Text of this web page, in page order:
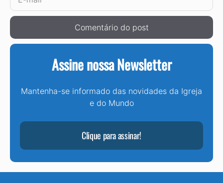
mail
Assine nossa Newsletter
Mantenha-se informado das novidades da Igreja
e do Mundo
Clique para assinar!